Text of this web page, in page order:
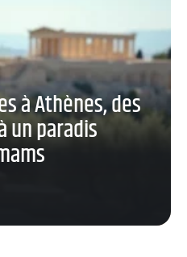
à Athènes, des
un paradis